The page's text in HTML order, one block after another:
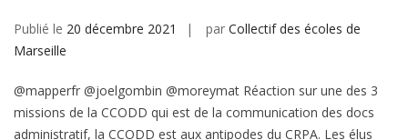
Publié le 20 décembre 2021 par Collectif des écoles de
Marseille
@mapperfr @joelgombin @moreymat Réaction sur une des 3
missions de la CCODD qui est de la communication des docs
administratif, la CCODD est aux antipodes du CRPA. Les élus